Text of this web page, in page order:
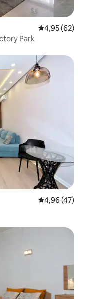
Gemiddelde
4,95 (62)
Park
Gemiddelde
4,96 (47)